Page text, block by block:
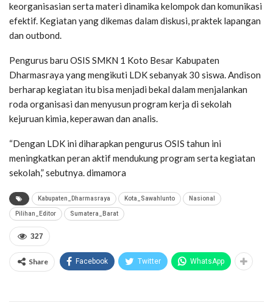
keorganisasian serta materi dinamika kelompok dan komunikasi
efektif. Kegiatan yang dikemas dalam diskusi, praktek lapangan
dan outbond.
Pengurus baru OSIS SMKN 1 Koto Besar Kabupaten
Dharmasraya yang mengikuti LDK sebanyak 30 siswa. Andison
berharap kegiatan itu bisa menjadi bekal dalam menjalankan
roda organisasi dan menyusun program kerja di sekolah
kejuruan kimia, keperawan dan analis.
“Dengan LDK ini diharapkan pengurus OSIS tahun ini
meningkatkan peran aktif mendukung program serta kegiatan
sekolah,” sebutnya. dimamora
Kabupaten_Dharmasraya Kota_Sawahlunto Nasional
Pilihan_Editor Sumatera_Barat
327
Share Facebook Twitter WhatsApp